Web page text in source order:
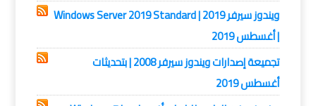
ويندوز سيرفر 2019 | Windows Server 2019 Standard
| أغسطس 2019
تجميعة إصدارات ويندوز سيرفر 2008 | بتحديثات
أغسطس 2019